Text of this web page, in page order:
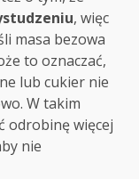
, więc
masa bezowa
to oznaczać,
lub cukier nie
W takim
odrobinę więcej
nie